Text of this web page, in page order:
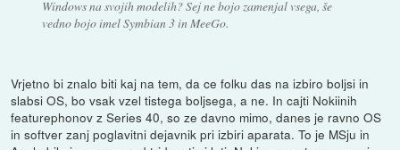
Windows na svojih modelih? Sej ne bojo zamenjal vsega, še
vedno bojo imel Symbian 3 in MeeGo.
Vrjetno bi znalo biti kaj na tem, da ce folku das na izbiro boljsi in
slabsi OS, bo vsak vzel tistega boljsega, a ne. In cajti Nokiinih
featurephonov z Series 40, so ze davno mimo, danes je ravno OS
in softver zanj poglavitni dejavnik pri izbiri aparata. To je MSju in